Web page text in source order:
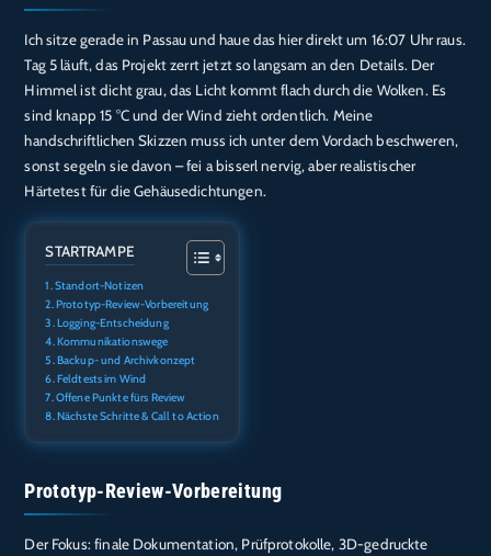
Podcast.de Spotify
RTL+
RSS FEED
EMBED
Ich sitze gerade in Passau und haue das hier direkt um 16:07 Uhr raus.
Tag 5 läuft, das Projekt zerrt jetzt so langsam an den Details. Der
Himmel ist dicht grau, das Licht kommt flach durch die Wolken. Es
sind knapp 15 °C und der Wind zieht ordentlich. Meine
handschriftlichen Skizzen muss ich unter dem Vordach beschweren,
sonst segeln sie davon – fei a bisserl nervig, aber realistischer
Härtetest für die Gehäusedichtungen.
STARTRAMPE
Standort-Notizen
Prototyp-Review-Vorbereitung
Logging-Entscheidung
Kommunikationswege
Backup- und Archivkonzept
Feldtests im Wind
Offene Punkte fürs Review
Nächste Schritte & Call to Action
Prototyp-Review-Vorbereitung
Der Fokus: finale Dokumentation, Prüfprotokolle, 3D-gedruckte